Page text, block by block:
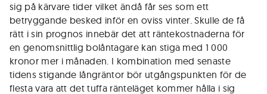
sig på kärvare tider vilket ändå får ses som ett
betryggande besked inför en oviss vinter. Skulle de få
rätt i sin prognos innebär det att räntekostnaderna för
en genomsnittlig bolåntagare kan stiga med 1 000
kronor mer i månaden. I kombination med senaste
tidens stigande långräntor bör utgångspunkten för de
flesta vara att det tuffa ränteläget kommer hålla i sig